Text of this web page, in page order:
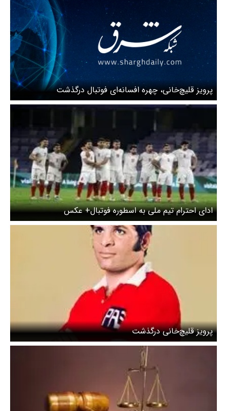
‌پرویز قلیچ‌خانی، چهره افسانه‌ای فوتبال در‌گذشت
ادای احترام تیم ملی به اسطوره فوتبال+ عکس
پرویز قلیچ‌خانی درگذشت